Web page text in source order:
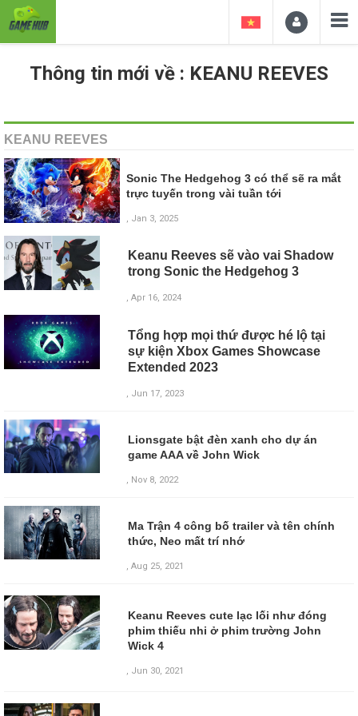
Thông tin mới về : KEANU REEVES
KEANU REEVES
Sonic The Hedgehog 3 có thể sẽ ra mắt
trực tuyến trong vài tuần tới
, Jan 3, 2025
Keanu Reeves sẽ vào vai Shadow
trong Sonic the Hedgehog 3
, Apr 16, 2024
Tổng hợp mọi thứ được hé lộ tại
sự kiện Xbox Games Showcase
Extended 2023
, Jun 17, 2023
Lionsgate bật đèn xanh cho dự án
game AAA về John Wick
, Nov 8, 2022
Ma Trận 4 công bố trailer và tên chính
thức, Neo mất trí nhớ
, Aug 25, 2021
Keanu Reeves cute lạc lối như đóng
phim thiếu nhi ở phim trường John
Wick 4
, Jun 30, 2021